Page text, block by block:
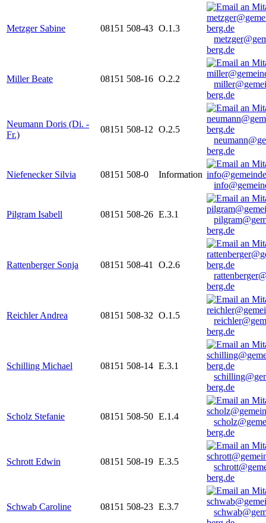
Metzger Sabine 08151 508-43 O.1.3
berg.de
Miller Beate 08151 508-16 O.2.2
berg.de
Neumann Doris (Di. -
Fr.)
08151 508-12 O.2.5
berg.de
Niefenecker Silvia 08151 508-0
Information
Pilgram Isabell 08151 508-26 E.3.1
berg.de
Rattenberger Sonja 08151 508-41
O.2.6
berg.de
Reichler Andrea 08151 508-32 O.1.5
berg.de
Schilling Michael 08151 508-14 E.3.1
berg.de
Scholz Stefanie 08151 508-50 E.1.4
berg.de
Schrott Edwin 08151 508-19 E.3.5
berg.de
Schwab Caroline 08151 508-23 E.3.7